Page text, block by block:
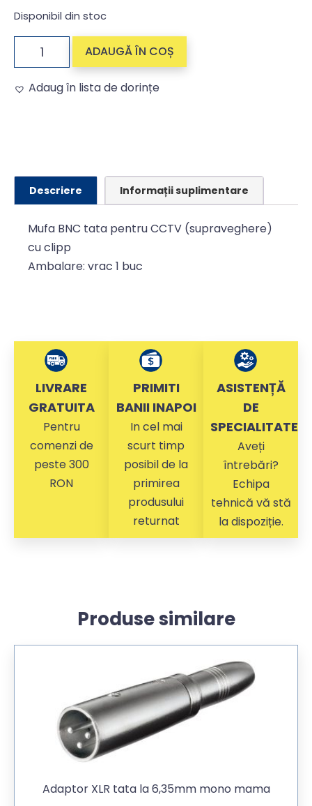
Disponibil din stoc
ADAUGĂ ÎN COȘ
Adaug în lista de dorințe
Descriere Informații suplimentare
Mufa BNC tata pentru CCTV (supraveghere)
cu clipp
Ambalare: vrac 1 buc
LIVRARE
GRATUITA
Pentru
comenzi de
peste 300
RON
PRIMITI
BANII INAPOI
In cel mai
scurt timp
posibil de la
primirea
produsului
returnat
ASISTENȚĂ
DE
SPECIALITATE
Aveți
întrebări?
Echipa
tehnică vă stă
la dispoziție.
Produse similare
Adaptor XLR tata la 6,35mm mono mama